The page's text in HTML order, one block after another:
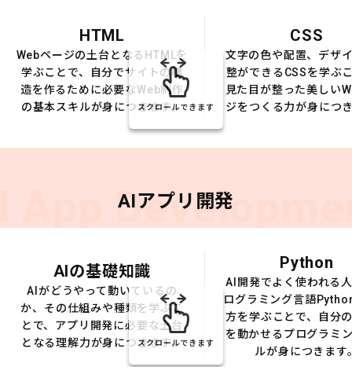
HTML
Webページの土台となるHTMLを
学ぶことで、自分でサイトの構
造を作るために必要なWeb制作
の基本スキルが身につきます。
CSS
文字の色や配置、デザ
整ができるCSSを学ぶ
見た目が整った美しい
ジをつくる力が身につ
スクロールできます
App AIアプリ開発
AIの基礎知識
AIがどうやって動いているの
か、その仕組みや種類を学ぶこ
とで、アプリ開発に必要な土台
となる理解力が身につきます。
Python
AI開発でよく使われる
ログラミング言語
方を学ぶことで、自分
を動かせるプログラミ
ルが身につきます
スクロールできます